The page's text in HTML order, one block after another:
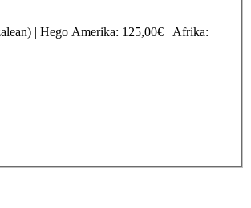
| Hego Amerika: 125,00€ | Afrika: